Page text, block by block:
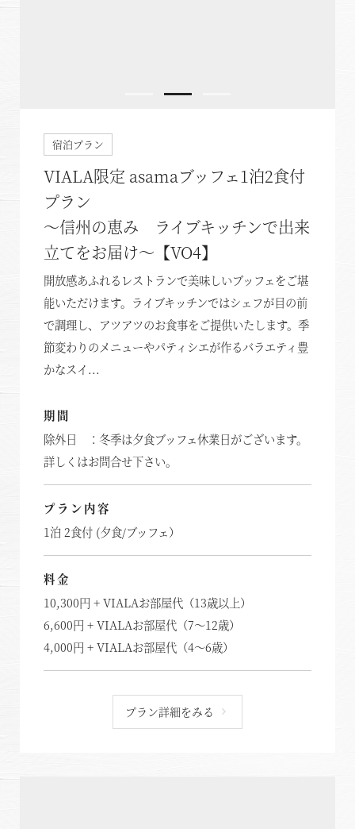
宿泊プラン
VIALA限定 asamaブッフェ1泊2食付
プラン
～信州の恵み ライブキッチンで出来
立てをお届け～【VO4】
開放感あふれるレストランで美味しいブッフェをご堪
能いただけます。ライブキッチンではシェフが目の前
で調理し、アツアツのお食事をご提供いたします。季
節変わりのメニューやパティシエが作るバラエティ豊
かなスイ...
期間
除外日 ：冬季は夕食ブッフェ休業日がございます。
詳しくはお問合せ下さい。
プラン内容
1泊 2食付 (夕食/ブッフェ）
料金
10,300円 + VIALAお部屋代（13歳以上）
6,600円 + VIALAお部屋代（7～12歳）
4,000円 + VIALAお部屋代（4～6歳）
プラン詳細をみる
オンライン予約はこちら
※ご利用には「 My Harvest 」へのログインが必要です
お電話でのご予約はこちら
法人予約（代行）はこちら